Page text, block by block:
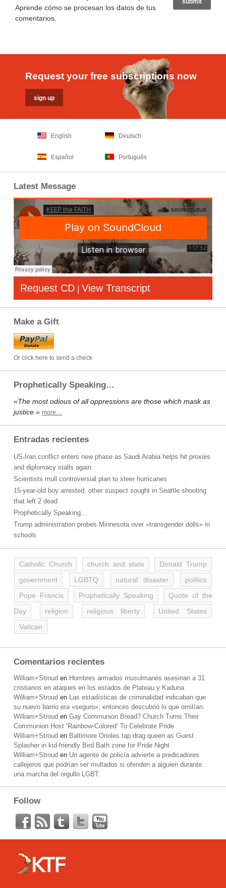
Aprende cómo se procesan los datos de tus
comentarios
Request your free subscriptions now
English Deutsch
Español Português
Latest Message
Request CD | View Transcript
Make a Gift
Or click here to send a check
Prophetically Speaking…
«The most odious of all oppressions are those which mask as
justice.» more…
Entradas recientes
US-Iran conflict enters new phase as Saudi Arabia helps hit proxies
and diplomacy stalls again
Scientists mull controversial plan to steer hurricanes
15-year-old boy arrested, other suspect sought in Seattle shooting
that left 2 dead
Prophetically Speaking…
Trump administration probes Minnesota over «transgender dolls» in
schools
Catholic Church church and state
Donald Trump
government
LGBTQ natural disaster
politics
Pope Francis
Prophetically Speaking
Quote of the
Day
religion religious liberty
United States
Vatican
Comentarios recientes
William+Stroud en Hombres armados musulmanes asesinan a 31
cristianos en ataques en los estados de Plateau y Kaduna
William+Stroud en Las estadísticas de criminalidad indicaban que
su nuevo barrio era «seguro»; entonces descubrió lo que omitían.
William+Stroud en Gay Communion Bread? Church Turns Their
Communion Host ‘Rainbow-Colored’ To Celebrate Pride
William+Stroud en Baltimore Orioles tap drag queen as Guest
Splasher in kid-friendly Bird Bath zone for Pride Night
William+Stroud en Un agente de policía advierte a predicadores
callejeros que podrían ser multados si ofenden a alguien durante
una marcha del orgullo LGBT.
Follow